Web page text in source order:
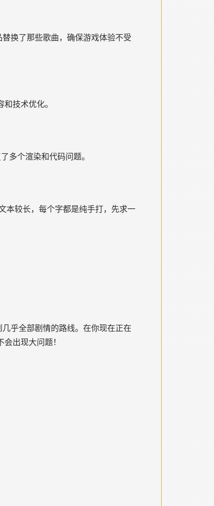
换了那些歌曲，确保游戏体验不受
技术优化。
多个渲染和代码问题。
本较长，每个字都是纯手打，先求一
乎全部剧情的路线。在你现在正在
出现大问题！